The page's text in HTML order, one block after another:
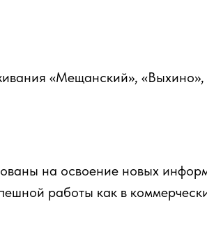
«Мещанский», «Выхино»,
на освоение новых
работы как в